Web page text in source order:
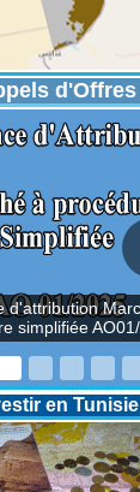
d'Offres
en Tunisie